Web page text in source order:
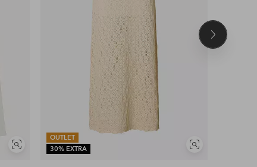
Näytä
OUTLET
30% EXTRA
Näytä
Seuraava